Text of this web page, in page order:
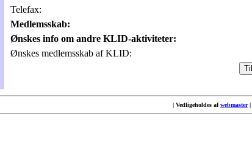
Telefax:
Medlemsskab:
Ønskes info om andre KLID-aktiviteter:
Ønskes medlemsskab af KLID:
| Vedligeholdes afwebmaster|